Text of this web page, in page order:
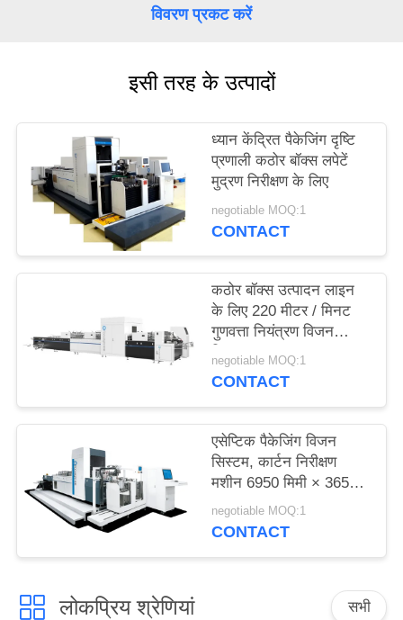
साइटमैप
PRIVACY
POLICY
विवरण प्रकट करें
इसी तरह के उत्पादों
ध्यान केंद्रित पैकेजिंग दृष्टि
प्रणाली कठोर बॉक्स लपेटें
मुद्रण निरीक्षण के लिए
negotiable MOQ:1
CONTACT
कठोर बॉक्स उत्पादन लाइन
के लिए 220 मीटर / मिनट
गुणवत्ता नियंत्रण विजन
सिस्टम
negotiable MOQ:1
CONTACT
एसेप्टिक पैकेजिंग विजन
सिस्टम, कार्टन निरीक्षण
मशीन 6950 मिमी × 3650
मिमी × 2200 मिमी
negotiable MOQ:1
CONTACT
लोकप्रिय श्रेणियां सभी